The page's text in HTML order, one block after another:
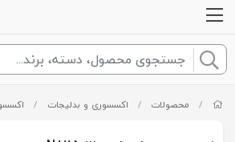
/ محصولات / اکسسوری و بدلیجات /